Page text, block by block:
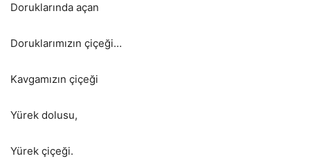
Doruklarında açan
Doruklarımızın çiçeği…
Kavgamızın çiçeği
Yürek dolusu,
Yürek çiçeği.